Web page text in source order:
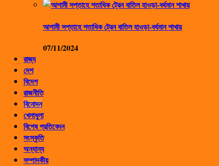
আগামী সপ্তাহে শতাধিক ট্রেন বাতিল হাওড়া-বর্ধমান শাখায়
07/11/2024
রাজ্য
দেশ
বিদেশ
রাজনীতি
বিনোদন
খেলাধুলা
বিশেষ প্রতিবেদন
সংস্কৃতি
অন্যান্য
সম্পাদকীয়